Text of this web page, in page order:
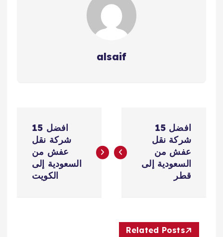
alsaif
ص
افضل 15
شركة نقل
عفش من
السعودية إلى
قطر
افضل 15
شركة نقل
عفش من
السعودية إلى
الكويت
Related Posts